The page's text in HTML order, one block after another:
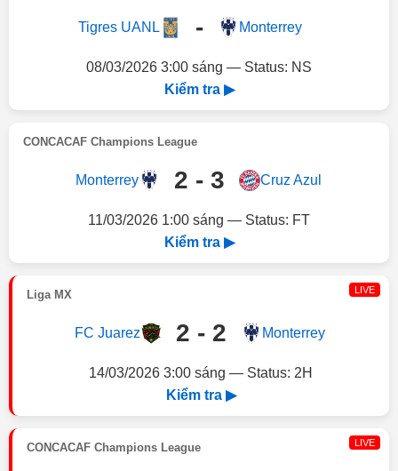
Tigres UANL - Monterrey
08/03/2026 3:00 sáng — Status: NS
Kiểm tra ▶
CONCACAF Champions League
Monterrey 2 - 3 Cruz Azul
11/03/2026 1:00 sáng — Status: FT
Kiểm tra ▶
Liga MX LIVE
FC Juarez 2 - 2 Monterrey
14/03/2026 3:00 sáng — Status: 2H
Kiểm tra ▶
CONCACAF Champions League LIVE